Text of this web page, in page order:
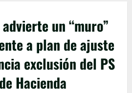
un “muro”
a plan de ajuste
exclusión del PS
Hacienda